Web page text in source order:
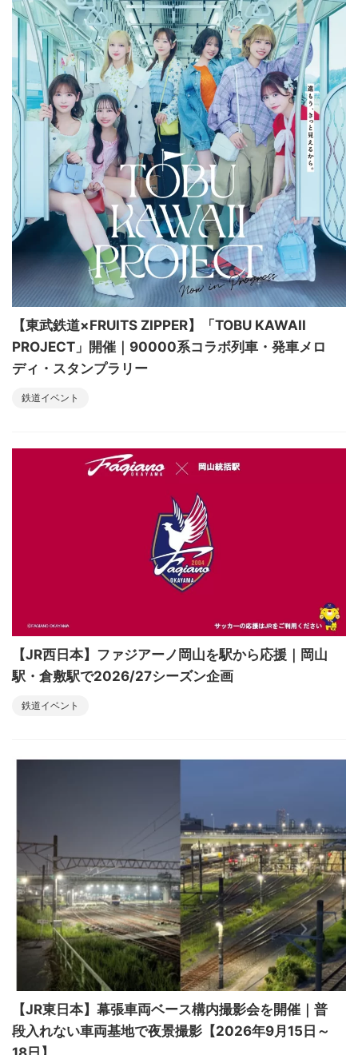
【東武鉄道×FRUITS ZIPPER】「TOBU KAWAII
PROJECT」開催｜90000系コラボ列車・発車メロ
ディ・スタンプラリー
鉄道イベント
【JR西日本】ファジアーノ岡山を駅から応援｜岡山
駅・倉敷駅で2026/27シーズン企画
鉄道イベント
【JR東日本】幕張車両ベース構内撮影会を開催｜普
段入れない車両基地で夜景撮影【2026年9月15日～